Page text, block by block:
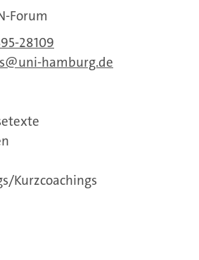
Forum
28109
uni-hamburg.de
Kurzcoachings